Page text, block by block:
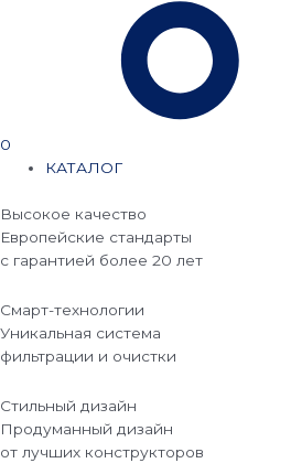
0
КАТАЛОГ
Высокое качество
Европейские стандарты
с гарантией более 20 лет
Смарт-технологии
Уникальная система
фильтрации и очистки
Стильный дизайн
Продуманный дизайн
от лучших конструкторов